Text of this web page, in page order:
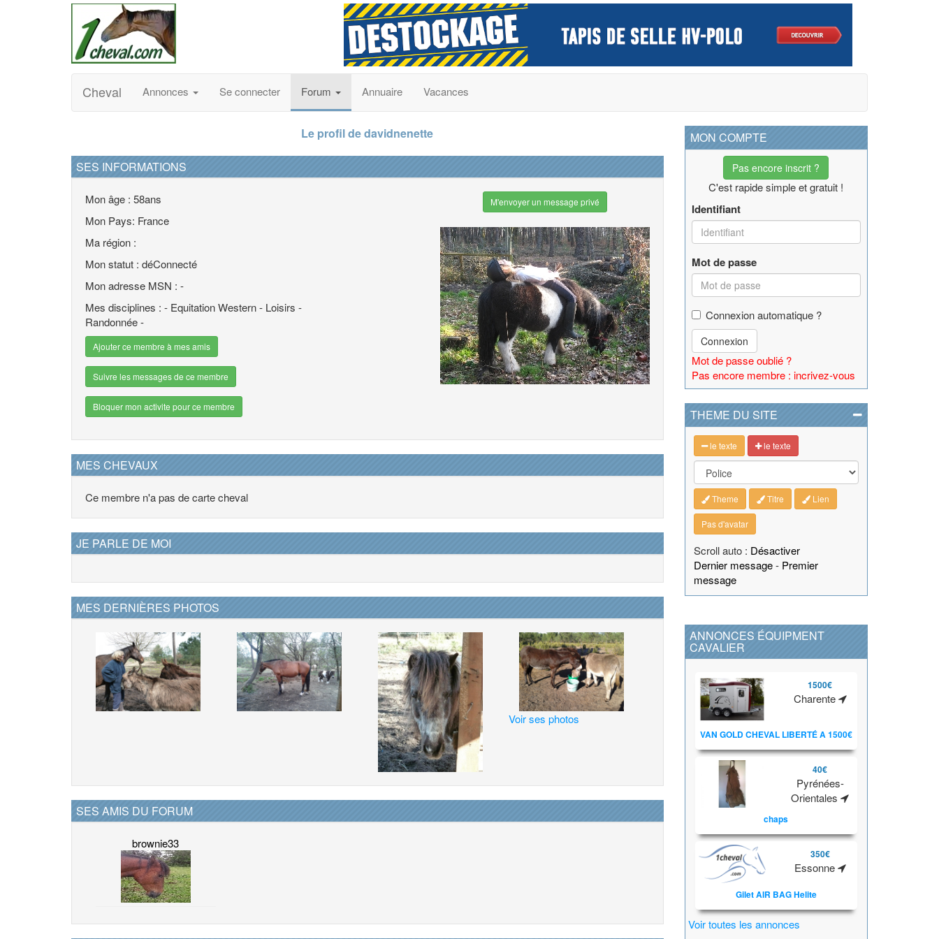
Cheval Annonces Se connecter Forum Annuaire Vacances
Le profil de davidnenette
SES INFORMATIONS
Mon âge : 58ans
Mon Pays: France
Ma région :
Mon statut : déConnecté
Mon adresse MSN : -
Mes disciplines : - Equitation Western - Loisirs -
Randonnée -
Ajouter ce membre à mes amis
Suivre les messages de ce membre
Bloquer mon activite pour ce membre
M'envoyer un message privé
MES CHEVAUX
Ce membre n'a pas de carte cheval
JE PARLE DE MOI
MES DERNIÈRES PHOTOS
Voir ses photos
SES AMIS DU FORUM
brownie33
MON COMPTE
Pas encore inscrit ?
C'est rapide simple et gratuit !
Identifiant
Mot de passe
Connexion automatique ?
Connexion
Mot de passe oublié ?
Pas encore membre : incrivez-vous
THEME DU SITE
le texte le texte
Theme Titre Lien
Pas d'avatar
Scroll auto : Désactiver
Dernier message- Premier
message
ANNONCES ÉQUIPMENT
CAVALIER
1500€
Charente
VAN GOLD CHEVAL LIBERTÉ A 1500€
40€
Pyrénées-
Orientales
chaps
350€
Essonne
Gilet AIR BAG Helite
Voir toutes les annonces